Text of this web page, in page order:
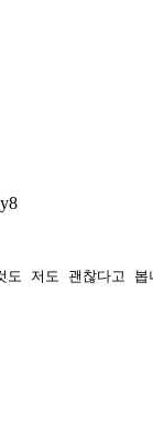
도 저도 괜찮다고 봅